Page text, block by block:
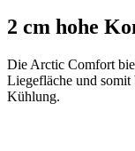
2 cm hohe
Die Arctic Comfort
Liegefläche und
Kühlung.